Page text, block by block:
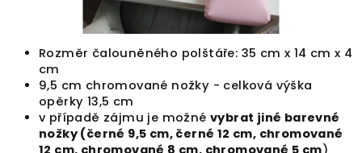
Rozměr čalouněného polštáře: 35 cm x 14 cm x 4
cm
9,5 cm chromované nožky - celková výška
opěrky 13,5 cm
v případě zájmu je možné vybrat jiné barevné
nožky (černé 9,5 cm, černé 12 cm, chromované
12 cm, chromované 8 cm, chromované 5 cm)